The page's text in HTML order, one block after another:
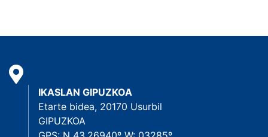
IKASLAN GIPUZKOA
Etarte bidea, 20170 Usurbil
GIPUZKOA